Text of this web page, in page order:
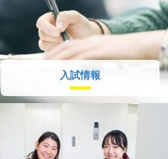
入試情報